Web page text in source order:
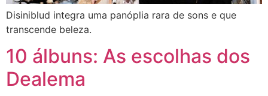
Disiniblud integra uma panóplia rara de sons e que
transcende beleza.
10 álbuns: As escolhas dos
Dealema